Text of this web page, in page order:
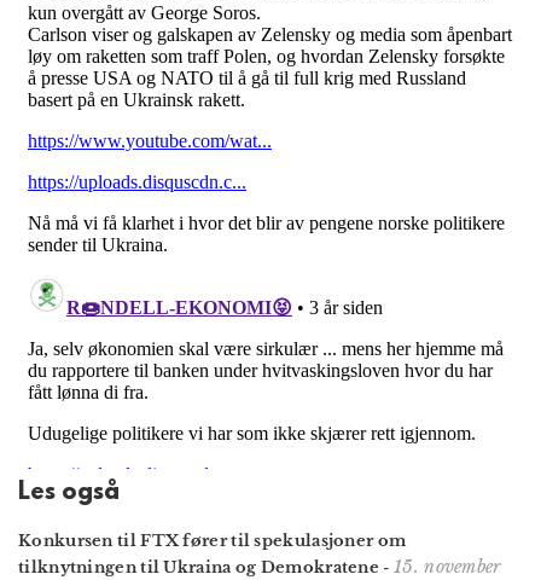
Les også
Konkursen til FTX fører til spekulasjoner om
tilknytningen til Ukraina og Demokratene - 15. november